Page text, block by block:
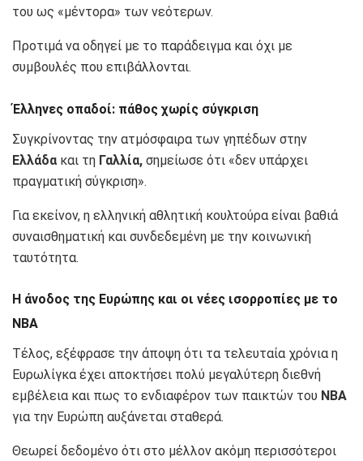
του ως «μέντορα» των νεότερων.
Προτιμά να οδηγεί με το παράδειγμα και όχι με
συμβουλές που επιβάλλονται.
Έλληνες οπαδοί: πάθος χωρίς σύγκριση
Συγκρίνοντας την ατμόσφαιρα των γηπέδων στην
Ελλάδα και τη Γαλλία, σημείωσε ότι «δεν υπάρχει
πραγματική σύγκριση».
Για εκείνον, η ελληνική αθλητική κουλτούρα είναι βαθιά
συναισθηματική και συνδεδεμένη με την κοινωνική
ταυτότητα.
Η άνοδος της Ευρώπης και οι νέες ισορροπίες με το
ΝΒΑ
Τέλος, εξέφρασε την άποψη ότι τα τελευταία χρόνια η
Ευρωλίγκα έχει αποκτήσει πολύ μεγαλύτερη διεθνή
εμβέλεια και πως το ενδιαφέρον των παικτών του ΝΒΑ
για την Ευρώπη αυξάνεται σταθερά.
Θεωρεί δεδομένο ότι στο μέλλον ακόμη περισσότεροι